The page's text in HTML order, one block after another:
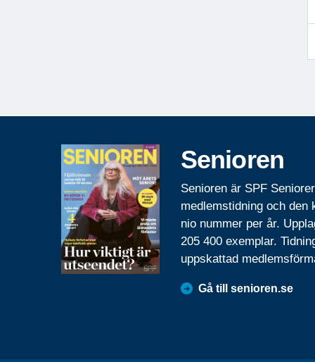
Senioren
Senioren är SPF
medlemstidning och den
nio nummer per år.
205 400 exemplar.
uppskattad
Gå till senioren.se